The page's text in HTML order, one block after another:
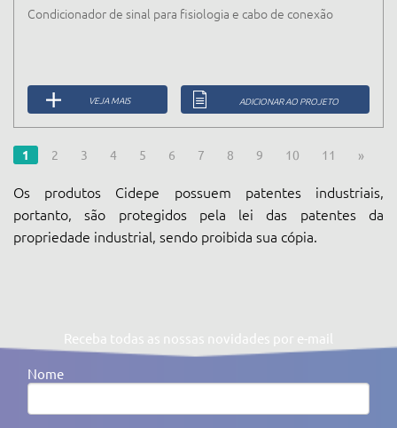
Condicionador de sinal para fisiologia e cabo de conexão
VEJA MAIS ADICIONAR AO PROJETO
1 2 3 4 5 6 7 8 9 10 11 »
Os produtos Cidepe possuem patentes industriais,
portanto, são protegidos pela lei das patentes da
propriedade industrial, sendo proibida sua cópia.
Receba todas as nossas novidades por e-mail
Nome